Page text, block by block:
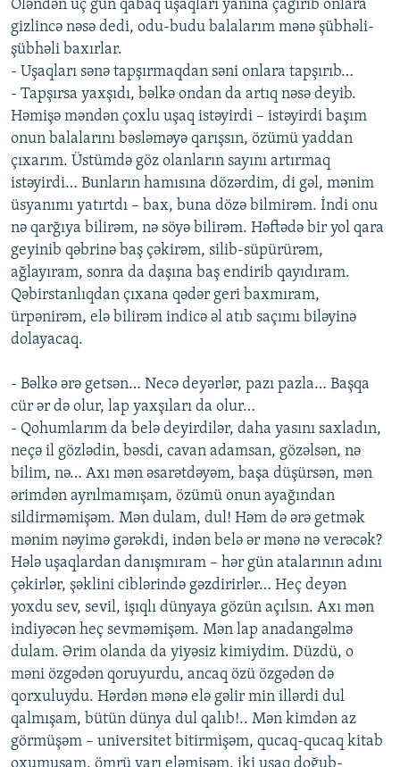
Öləndən üç gün qabaq uşaqları yanına çağırıb onlara
gizlincə nəsə dedi, odu-budu balalarım mənə şübhəli-
şübhəli baxırlar.
- Uşaqları sənə tapşırmaqdan səni onlara tapşırıb…
- Tapşırsa yaxşıdı, bəlkə ondan da artıq nəsə deyib.
Həmişə məndən çoxlu uşaq istəyirdi – istəyirdi başım
onun balalarını bəsləməyə qarışsın, özümü yaddan
çıxarım. Üstümdə göz olanların sayını artırmaq
istəyirdi… Bunların hamısına dözərdim, di gəl, mənim
üsyanımı yatırtdı – bax, buna dözə bilmirəm. İndi onu
nə qarğıya bilirəm, nə söyə bilirəm. Həftədə bir yol qara
geyinib qəbrinə baş çəkirəm, silib-süpürürəm,
ağlayıram, sonra da daşına baş endirib qayıdıram.
Qəbirstanlıqdan çıxana qədər geri baxmıram,
ürpənirəm, elə bilirəm indicə əl atıb saçımı biləyinə
dolayacaq.
- Bəlkə ərə getsən… Necə deyərlər, pazı pazla… Başqa
cür ər də olur, lap yaxşıları da olur…
- Qohumlarım da belə deyirdilər, daha yasını saxladın,
neçə il gözlədin, bəsdi, cavan adamsan, gözəlsən, nə
bilim, nə… Axı mən əsarətdəyəm, başa düşürsən, mən
ərimdən ayrılmamışam, özümü onun ayağından
sildirməmişəm. Mən dulam, dul! Həm də ərə getmək
mənim nəyimə gərəkdi, indən belə ər mənə nə verəcək?
Hələ uşaqlardan danışmıram – hər gün atalarının adını
çəkirlər, şəklini ciblərində gəzdirirlər… Heç deyən
yoxdu sev, sevil, işıqlı dünyaya gözün açılsın. Axı mən
indiyəcən heç sevməmişəm. Mən lap anadangəlmə
dulam. Ərim olanda da yiyəsiz kimiydim. Düzdü, o
məni özgədən qoruyurdu, ancaq özü özgədən də
qorxuluydu. Hərdən mənə elə gəlir min illərdi dul
qalmışam, bütün dünya dul qalıb!.. Mən kimdən az
görmüşəm – universitet bitirmişəm, qucaq-qucaq kitab